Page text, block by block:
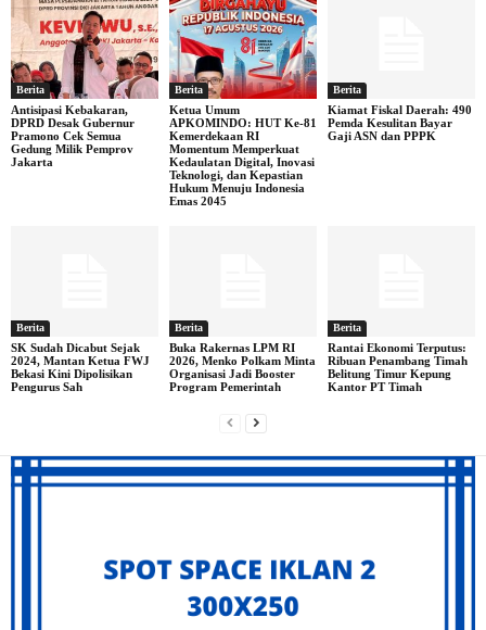
Berita
Antisipasi Kebakaran,
DPRD Desak Gubernur
Pramono Cek Semua
Gedung Milik Pemprov
Jakarta
Berita
Ketua Umum
APKOMINDO: HUT Ke-81
Kemerdekaan RI
Momentum Memperkuat
Kedaulatan Digital, Inovasi
Teknologi, dan Kepastian
Hukum Menuju Indonesia
Emas 2045
Berita
Kiamat Fiskal Daerah: 490
Pemda Kesulitan Bayar
Gaji ASN dan PPPK
Berita
SK Sudah Dicabut Sejak
2024, Mantan Ketua FWJ
Bekasi Kini Dipolisikan
Pengurus Sah
Berita
Buka Rakernas LPM RI
2026, Menko Polkam Minta
Organisasi Jadi Booster
Program Pemerintah
Berita
Rantai Ekonomi Terputus:
Ribuan Penambang Timah
Belitung Timur Kepung
Kantor PT Timah